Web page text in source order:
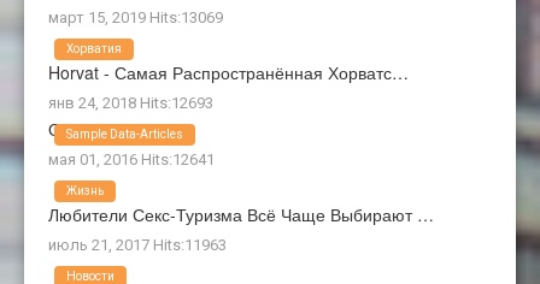
март 15, 2019 Hits:13069
Horvat - Самая Распространённая Хорватс…
янв 24, 2018 Hits:12693
Хорватия
О Нас
мая 01, 2016 Hits:12641
Sample Data-Articles
Любители Секс-Туризма Всё Чаще Выбирают …
июль 21, 2017 Hits:11963
Жизнь
Новости